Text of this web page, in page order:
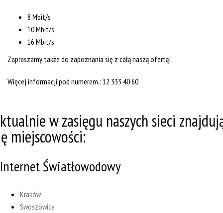
8 Mbit/s
10 Mbit/s
16 Mbit/s
Zapraszamy także do zapoznania się z całą naszą ofertą!
Więcej informacji pod numerem.: 12 333 40 60
w zasięgu naszych sieci
miejscowości:
Internet Światłowodowy
Kraków
Swoszowice